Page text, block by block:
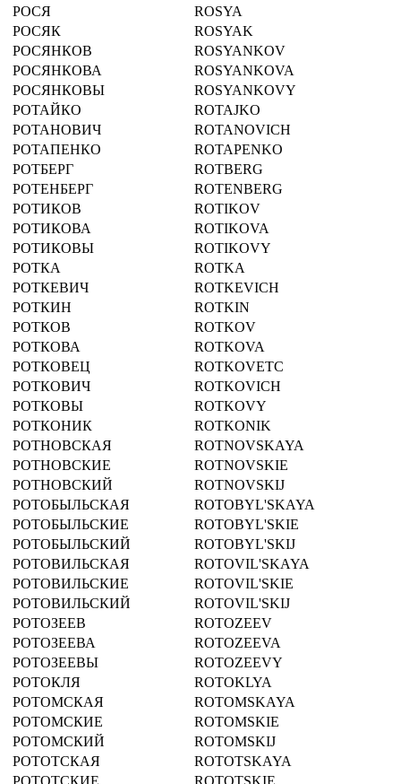
РОСЯ
ROSYA
РОСЯК
ROSYAK
РОСЯНКОВ
ROSYANKOV
РОСЯНКОВА
ROSYANKOVA
РОСЯНКОВЫ
ROSYANKOVY
РОТАЙКО
ROTAJKO
РОТАНОВИЧ
ROTANOVICH
РОТАПЕНКО
ROTAPENKO
РОТБЕРГ
ROTBERG
РОТЕНБЕРГ
ROTENBERG
РОТИКОВ
ROTIKOV
РОТИКОВА
ROTIKOVA
РОТИКОВЫ
ROTIKOVY
РОТКА
ROTKA
РОТКЕВИЧ
ROTKEVICH
РОТКИН
ROTKIN
РОТКОВ
ROTKOV
РОТКОВА
ROTKOVA
РОТКОВЕЦ
ROTKOVETC
РОТКОВИЧ
ROTKOVICH
РОТКОВЫ
ROTKOVY
РОТКОНИК
ROTKONIK
РОТНОВСКАЯ
ROTNOVSKAYA
РОТНОВСКИЕ
ROTNOVSKIE
РОТНОВСКИЙ
ROTNOVSKIJ
РОТОБЫЛЬСКАЯ
ROTOBYL'SKAYA
РОТОБЫЛЬСКИЕ
ROTOBYL'SKIE
РОТОБЫЛЬСКИЙ
ROTOBYL'SKIJ
РОТОВИЛЬСКАЯ
ROTOVIL'SKAYA
РОТОВИЛЬСКИЕ
ROTOVIL'SKIE
РОТОВИЛЬСКИЙ
ROTOVIL'SKIJ
РОТОЗЕЕВ
ROTOZEEV
РОТОЗЕЕВА
ROTOZEEVA
РОТОЗЕЕВЫ
ROTOZEEVY
РОТОКЛЯ
ROTOKLYA
РОТОМСКАЯ
ROTOMSKAYA
РОТОМСКИЕ
ROTOMSKIE
РОТОМСКИЙ
ROTOMSKIJ
РОТОТСКАЯ
ROTOTSKAYA
РОТОТСКИЕ
ROTOTSKIE